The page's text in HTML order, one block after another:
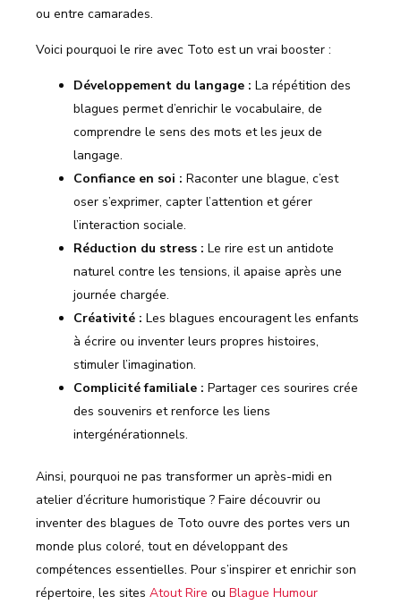
ou entre camarades.
Voici pourquoi le rire avec Toto est un vrai booster :
Développement du langage : La répétition des
blagues permet d’enrichir le vocabulaire, de
comprendre le sens des mots et les jeux de
langage.
Confiance en soi : Raconter une blague, c’est
oser s’exprimer, capter l’attention et gérer
l’interaction sociale.
Réduction du stress : Le rire est un antidote
naturel contre les tensions, il apaise après une
journée chargée.
Créativité : Les blagues encouragent les enfants
à écrire ou inventer leurs propres histoires,
stimuler l’imagination.
Complicité familiale : Partager ces sourires crée
des souvenirs et renforce les liens
intergénérationnels.
Ainsi, pourquoi ne pas transformer un après-midi en
atelier d’écriture humoristique ? Faire découvrir ou
inventer des blagues de Toto ouvre des portes vers un
monde plus coloré, tout en développant des
compétences essentielles. Pour s’inspirer et enrichir son
répertoire, les sites Atout Rire ou Blague Humour